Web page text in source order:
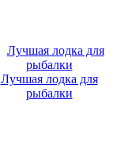
Лучшая лодка для
рыбалки